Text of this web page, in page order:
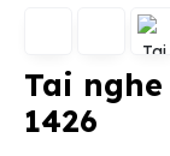
Tai
1426